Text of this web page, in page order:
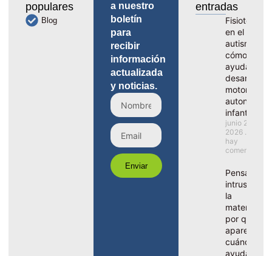
populares
Blog
a nuestro
boletín
para
recibir
información
actualizada
y noticias.
Enviar
entradas
Fisioterapia
en el
autismo,
cómo
ayuda al
desarrollo
motor y la
autonomía
infantil
junio 29,
2026
hay
comentarios
intrusivos
la
por qué
aparecen y
cuándo
ayuda